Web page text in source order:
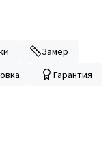
Замер
Гарантия